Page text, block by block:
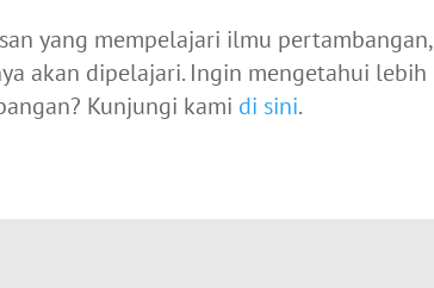
yang mempelajari ilmu pertambangan,
akan dipelajari. Ingin mengetahui lebih
Kunjungi kami di sini.